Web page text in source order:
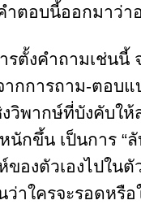
ตอบนี้ออกมาว่าอ
รตั้งคำถามเช่นนี้
ากการถาม-ตอบแ
วิพากษ์ที่บังคับให้
กขึ้น เป็นการ “
ของตัวเองไปใน
าใครจะรอดหรือ